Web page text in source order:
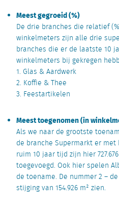
Meest gegroeid (%)
De drie branches die relatief
winkelmeters zijn alle drie
branches die er de laatste 10
winkelmeters bij gekregen
1. Glas & Aardwerk
2. Koffie & Thee +
3. Feestartikelen +
Meest toegenomen (in
Als we naar de grootste
de branche Supermarkt er
ruim 10 jaar tijd zijn hier
toegevoegd. Ook hier spelen
de toename. De nummer 2 –
stijging van 154.926 m² zien.